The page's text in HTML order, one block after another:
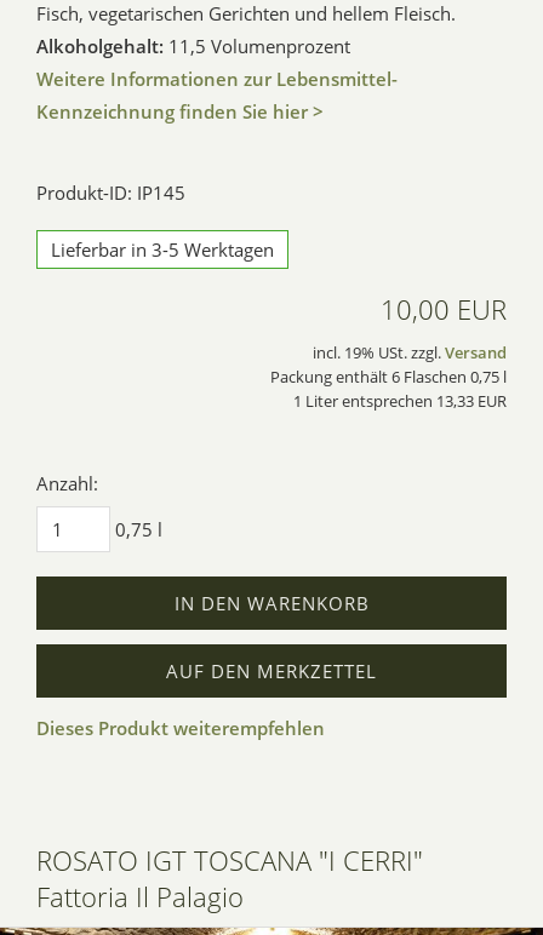
Fisch, vegetarischen Gerichten und hellem Fleisch.
Alkoholgehalt: 11,5 Volumenprozent
Weitere Informationen zur Lebensmittel-
Kennzeichnung finden Sie hier >
Produkt-ID: IP145
Lieferbar in 3-5 Werktagen
10,00 EUR
incl. 19% USt. zzgl.Versand
Packung enthält 6 Flaschen 0,75 l
1 Liter entsprechen 13,33 EUR
Anzahl:
0,75 l
IN DEN WARENKORB
AUF DEN MERKZETTEL
Dieses Produkt weiterempfehlen
ROSATO IGT TOSCANA "I CERRI"
Fattoria Il Palagio